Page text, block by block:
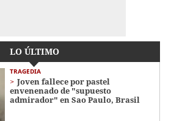
LO ÚLTIMO
TRAGEDIA
Joven fallece por pastel
envenenado de "supuesto
admirador" en Sao Paulo, Brasil